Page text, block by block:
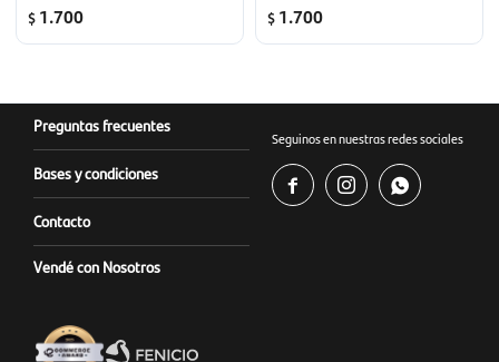
$ 1.700 $ 1.700
Preguntas frecuentes
Bases y condiciones
Contacto
Vendé con Nosotros
Seguinos en nuestras redes sociales
  